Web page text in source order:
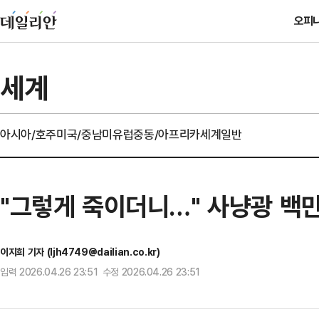
오피
세계
아시아/호주미국/중남미유럽중동/아프리카세계일반
"그렇게 죽이더니…" 사냥광 백
이지희 기자 (ljh4749@dailian.co.kr)
입력 2026.04.26 23:51 수정 2026.04.26 23:51